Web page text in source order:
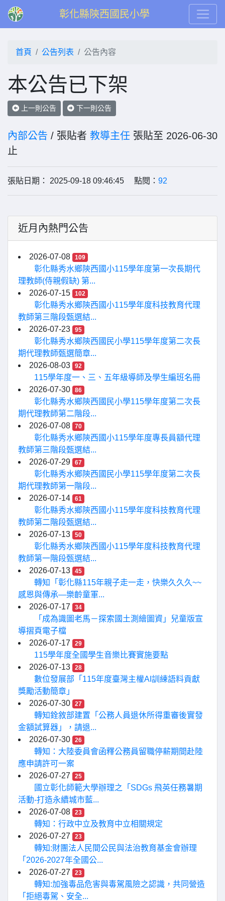
彰化縣陝西國民小學
首頁 公告列表 公告內容
本公告已下架
上一則公告 下一則公告
內部公告 / 張貼者 教導主任 張貼至 2026-06-30
止
張貼日期： 2025-09-18 09:46:45 點閱： 92
近月內熱門公告
2026-07-08 109
彰化縣秀水鄉陝西國小115學年度第一次長期代
理教師(侍親假缺) 第...
2026-07-15
102
彰化縣秀水鄉陝西國小115學年度科技教育代理
教師第三階段甄選結...
2026-07-23
95
彰化縣秀水鄉陝西國民小學115學年度第二次長
期代理教師甄選簡章...
2026-08-03
92
115學年度一、三、五年級導師及學生編班名冊
2026-07-30
86
彰化縣秀水鄉陝西國民小學115學年度第二次長
期代理教師第二階段...
2026-07-08
70
彰化縣秀水鄉陝西國小115學年度專長員額代理
教師第三階段甄選結...
2026-07-29
67
彰化縣秀水鄉陝西國民小學115學年度第二次長
期代理教師第一階段...
2026-07-14
61
彰化縣秀水鄉陝西國小115學年度科技教育代理
教師第二階段甄選結...
2026-07-13
50
彰化縣秀水鄉陝西國小115學年度科技教育代理
教師第一階段甄選結...
2026-07-13
45
轉知「彰化縣115年親子走一走，快樂久久久~~
感恩與傳承—樂齡童軍...
2026-07-17
34
「成為識圖老馬－探索國土測繪圖資」兒童版宣
導摺頁電子檔
2026-07-17
29
115學年度全國學生音樂比賽實施要點
2026-07-13
28
數位發展部「115年度臺灣主權AI訓練語料貢獻
獎勵活動簡章」
2026-07-30
27
轉知銓敘部建置「公務人員退休所得重審後實發
金額試算器」，請退...
2026-07-30
26
轉知：大陸委員會函釋公務員留職停薪期間赴陸
應申請許可一案
2026-07-27
25
國立彰化師範大學辦理之「SDGs 飛英任務暑期
活動-打造永續城市藍...
2026-07-08
23
轉知：行政中立及教育中立相關規定
2026-07-27
23
轉知:財團法人民間公民與法治教育基金會辦理
「2026-2027年全國公...
2026-07-27
23
轉知:加強毒品危害與毒駕風險之認識，共同營造
「拒絕毒駕、安全...